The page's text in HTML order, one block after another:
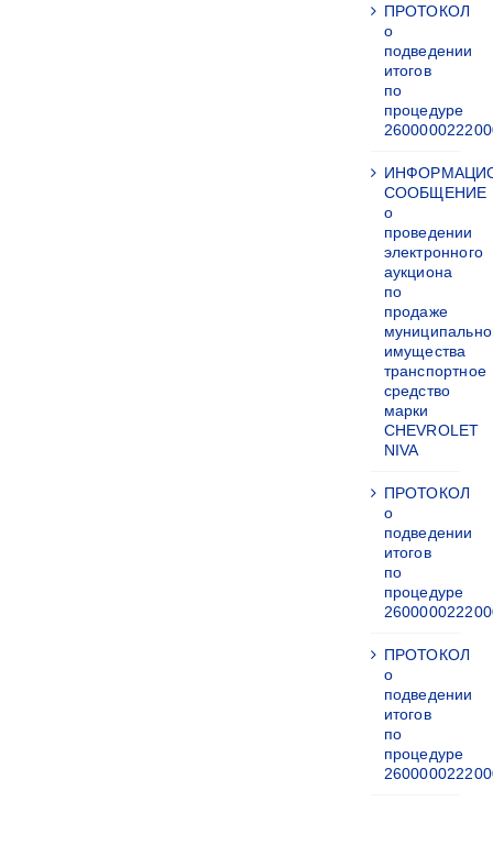
ПРОТОКОЛ
о
подведении
итогов
по
процедуре
СООБЩЕНИЕ
о
проведении
электронного
аукциона
по
продаже
имущества
транспортное
средство
марки
CHEVROLET
NIVA
ПРОТОКОЛ
о
подведении
итогов
по
процедуре
ПРОТОКОЛ
о
подведении
итогов
по
процедуре